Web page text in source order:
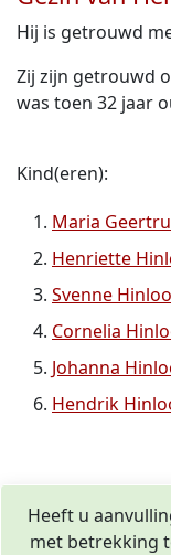
Hij is getrouwd
Zij zijn getrouwd
was toen 32 jaar
Kind(eren):
Maria
Henriette
Svenne
Cornelia
Johanna
Hendrik
Heeft u
met betrekking